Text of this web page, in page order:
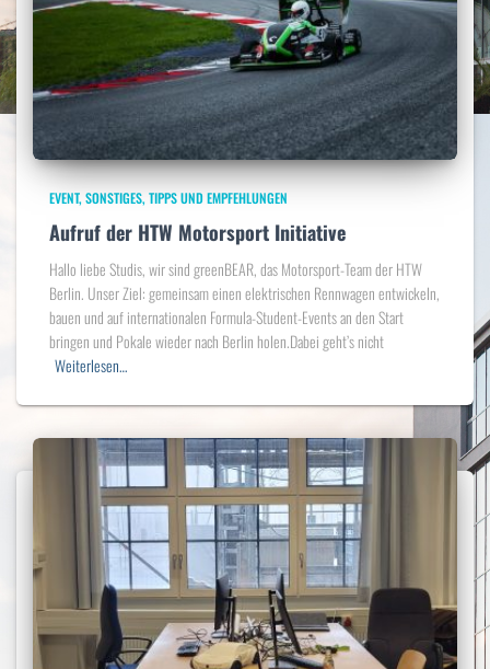
EVENT SONSTIGES TIPPS UND EMPFEHLUNGEN
Aufruf der HTW Motorsport Initiative
Hallo liebe Studis, wir sind greenBEAR, das Motorsport-Team der HTW
Berlin. Unser Ziel: gemeinsam einen elektrischen Rennwagen entwickeln,
bauen und auf internationalen Formula-Student-Events an den Start
bringen und Pokale wieder nach Berlin holen.Dabei geht’s nicht
Weiterlesen…